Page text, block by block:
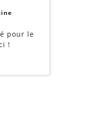
pour le
!